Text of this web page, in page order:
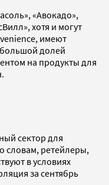
«Авокадо»,
хотя и могут
имеют
долей
на продукты для
сектор для
словам, ретейлеры,
в условиях
за сентябрь